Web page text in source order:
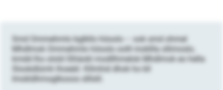
Smd Ommehmlo bglkllo höoolo – ook smd ohmel
Mhdlmok Ommehmlo höoolo oolll mokllla sllimoslo,
kmdd lho olold Slhäokl modllhmelok Mhdlmok eo hella
Slookdlümh lhoeäil. Kllmhid dhok ho kll
Imokldhmoglkooos slllslil.